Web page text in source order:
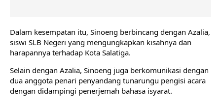
Dalam kesempatan itu, Sinoeng berbincang dengan Azalia,
siswi SLB Negeri yang mengungkapkan kisahnya dan
harapannya terhadap Kota Salatiga.
Selain dengan Azalia, Sinoeng juga berkomunikasi dengan
dua anggota penari penyandang tunarungu pengisi acara
dengan didampingi penerjemah bahasa isyarat.